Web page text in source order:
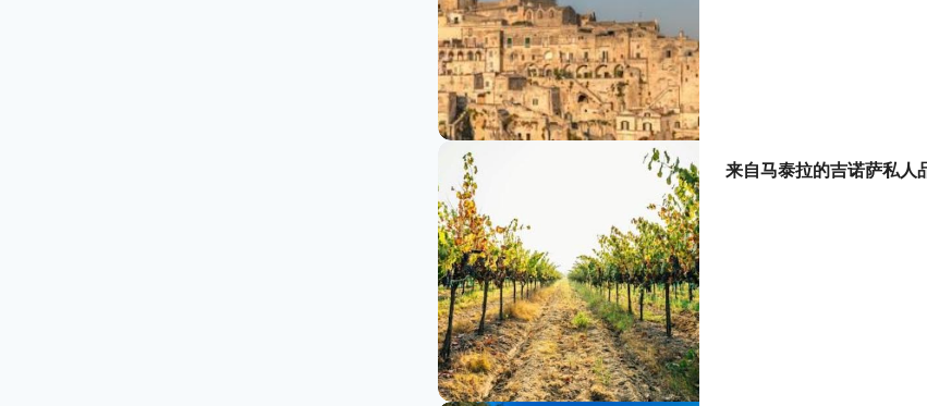
来自马泰拉的吉诺萨私人